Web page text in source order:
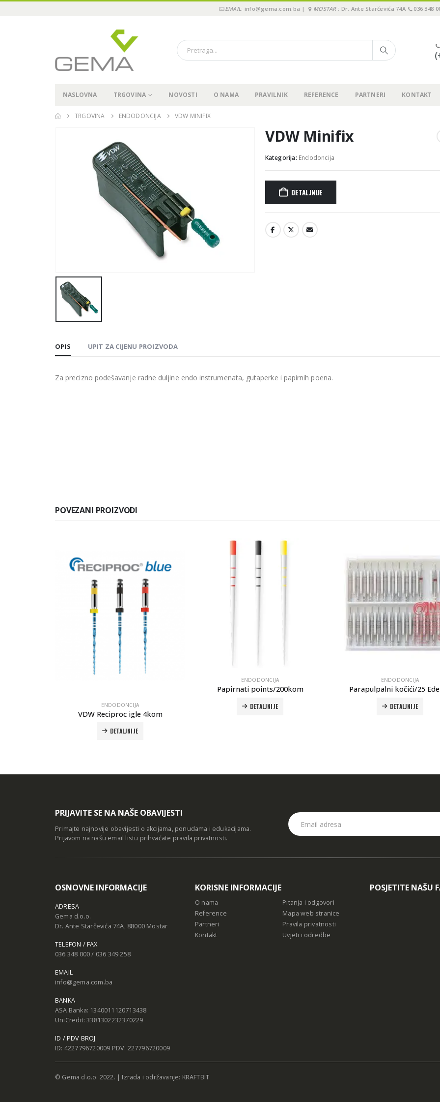
EMAIL: info@gema.com.ba | MOSTAR: Dr. Ante Starčevića 74A 036 348
NASLOVNA TRGOVINA NOVOSTI O NAMA PRAVILNIK REFERENCE PARTNERI KONTAKT
TRGOVINA ENDODONCIJA VDW MINIFIX
VDW Minifix
Kategorija: Endodoncija
DETALJNIJE
OPIS UPIT ZA CIJENU PROIZVODA
Za precizno podešavanje radne duljine endo instrumenata, gutaperke i papirnih poena.
POVEZANI PROIZVODI
DETALJNIJE
ENDODONCIJA
Parapulpalni kočići/25 Edenta
DETALJNIJE
ENDODONCIJA
VDW Hedstroem igle/6
DETALJNIJE
Prijavom na našu email listu prihvaćatepravila privatnosti
Gema d.o.o.
TELEFON / FAX
036 348 000 / 036 349 258
EMAIL
info@gema.com.ba
BANKA
ASA Banka: 1340011120713438
ID / PDV BROJ
ID: 4227796720009 PDV: 227796720009
Reference
Partneri
Kontakt
Pravila privatnosti
Uvjeti i odredbe
© Gema d.o.o. 2022. | Izrada i održavanje: